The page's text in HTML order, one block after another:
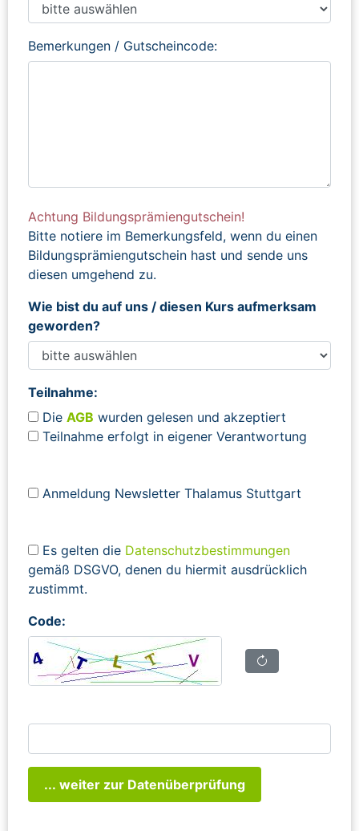
Bemerkungen / Gutscheincode:
Achtung Bildungsprämiengutschein!
Bitte notiere im Bemerkungsfeld, wenn du einen
Bildungsprämiengutschein hast und sende uns
diesen umgehend zu.
Wie bist du auf uns / diesen Kurs aufmerksam
geworden?
Teilnahme:
Die AGB wurden gelesen und akzeptiert
Teilnahme erfolgt in eigener Verantwortung
Anmeldung Newsletter Thalamus Stuttgart
Es gelten die Datenschutzbestimmungen
gemäß DSGVO, denen du hiermit ausdrücklich
zustimmt.
Code:
... weiter zur Datenüberprüfung